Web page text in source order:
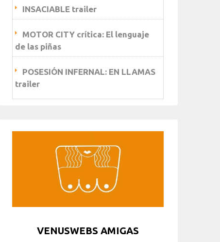
INSACIABLE trailer
MOTOR CITY crítica: El lenguaje
de las piñas
POSESIÓN INFERNAL: EN LLAMAS
trailer
VENUSWEBS AMIGAS